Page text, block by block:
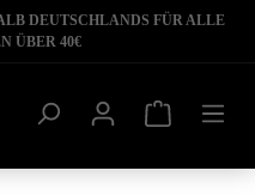
DEUTSCHLANDS FÜR ALLE
ÜBER 40€